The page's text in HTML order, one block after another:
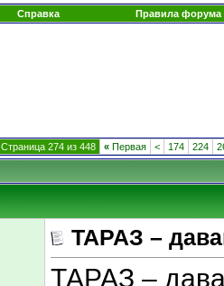
Справка Правила форума
Страница 274 из 448 « Первая < 174 224
ТАРАЗ –
ТАРАЗ –